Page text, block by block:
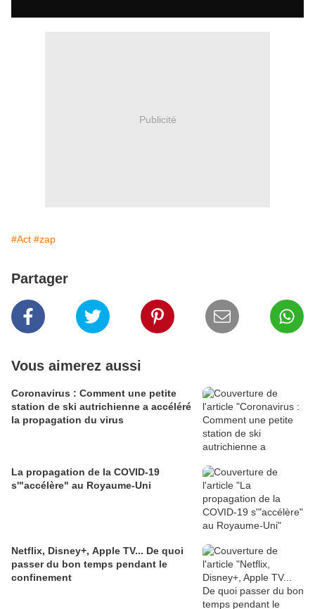
Publicité
#Act #zap
Partager
Vous aimerez aussi
Coronavirus : Comment une petite
station de ski autrichienne a accéléré
la propagation du virus
La propagation de la COVID-19
s'"accélère" au Royaume-Uni
Netflix, Disney+, Apple TV... De quoi
passer du bon temps pendant le
confinement